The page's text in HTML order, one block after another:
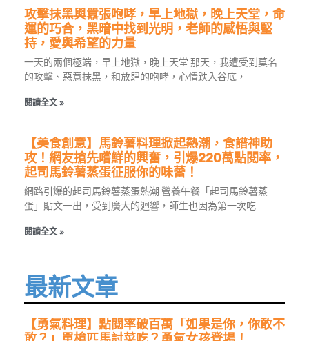
攻擊抹黑與囂張咆哮，早上地獄，晚上天堂，命
運的巧合，黑暗中找到光明，老師的感悟與堅
持，愛與希望的力量
一天的兩個極端，早上地獄，晚上天堂 那天，我遭受到莫名
的攻擊、惡意抹黑，和放肆的咆哮，心情跌入谷底，
閱讀全文 »
【美食創意】馬鈴薯料理掀起熱潮，食譜神助
攻！網友搶先嚐鮮的興奮，引爆220萬點閱率，
起司馬鈴薯蒸蛋征服你的味蕾！
網路引爆的起司馬鈴薯蒸蛋熱潮 營養午餐「起司馬鈴薯蒸
蛋」貼文一出，受到廣大的迴響，師生也因為第一次吃
閱讀全文 »
最新文章
【勇氣料理】點閱率破百萬「如果是你，你敢不